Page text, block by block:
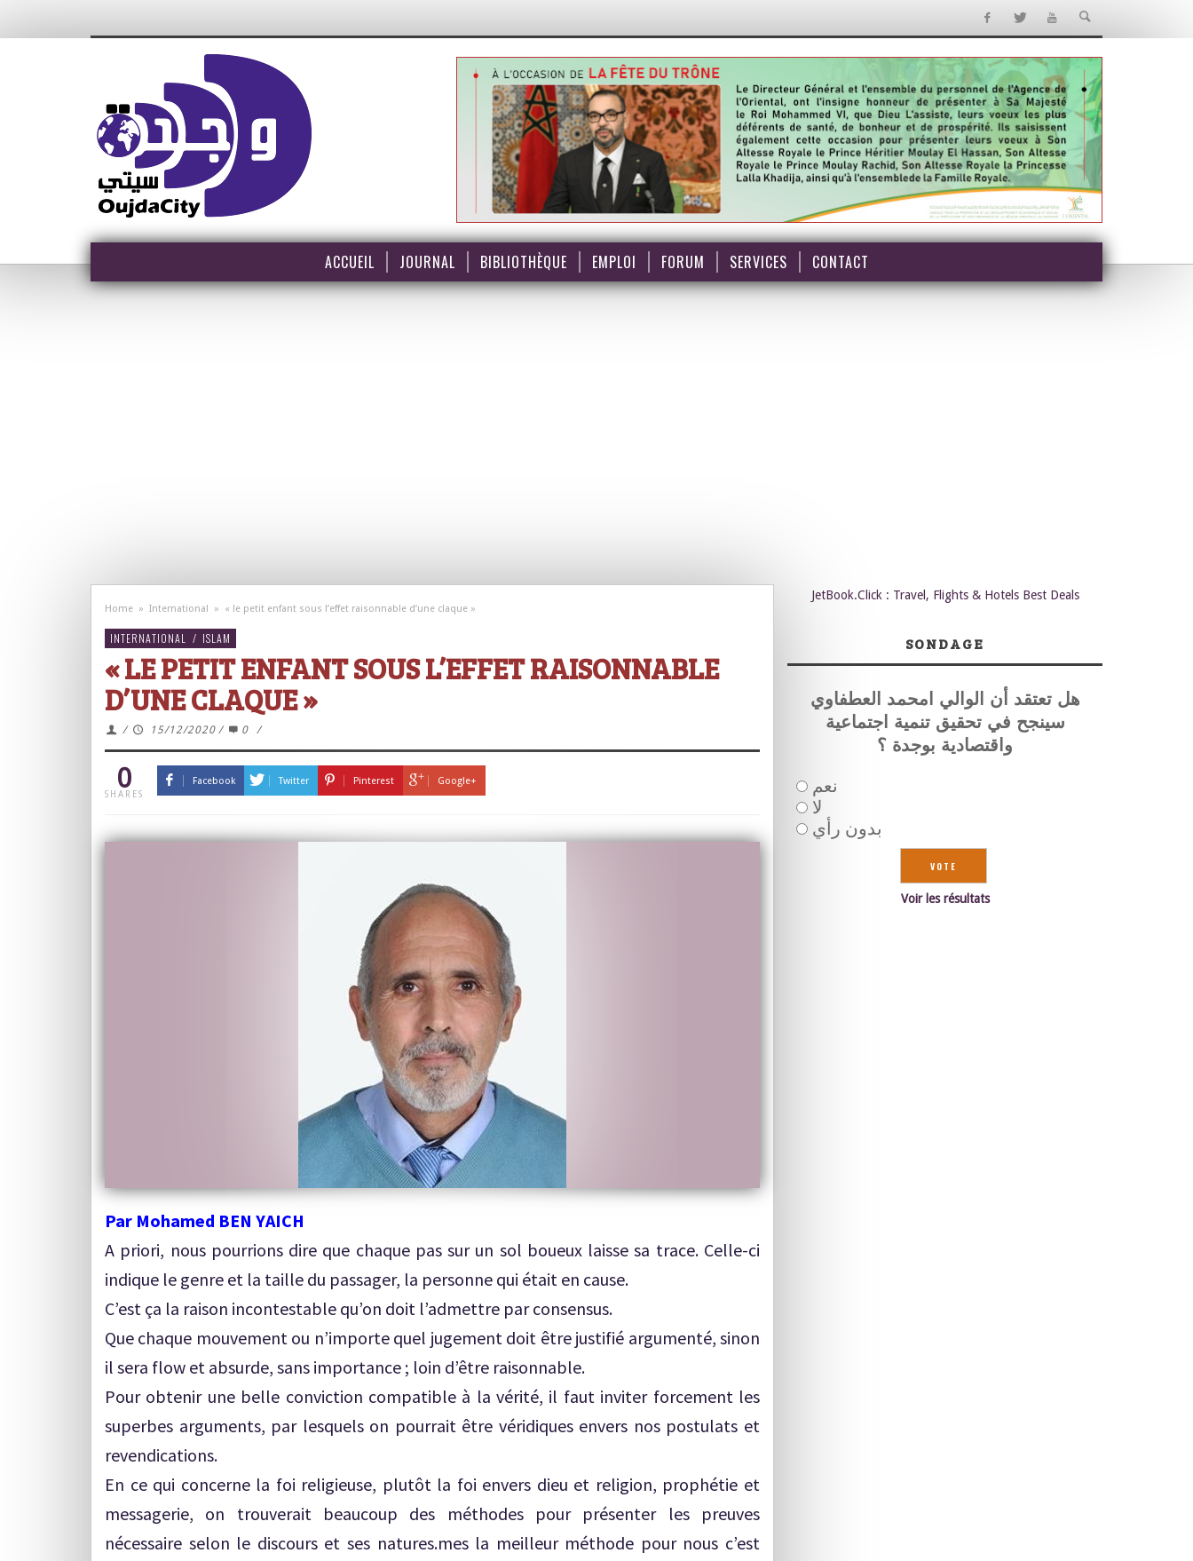
ACCUEIL JOURNAL BIBLIOTHÈQUE EMPLOI FORUM SERVICES CONTACT
Home » International » « le petit enfant sous l’effet raisonnable d’une claque »
INTERNATIONAL / ISLAM
« LE PETIT ENFANT SOUS L’EFFET RAISONNABLE
D’UNE CLAQUE »
/ 15/12/2020 / 0 /
0
SHARES
Facebook Twitter Pinterest Google+
Par Mohamed BEN YAICH
A priori, nous pourrions dire que chaque pas sur un sol boueux laisse sa trace. Celle-ci
indique le genre et la taille du passager, la personne qui était en cause.
C’est ça la raison incontestable qu’on doit l’admettre par consensus.
Que chaque mouvement ou n’importe quel jugement doit être justifié argumenté, sinon
il sera flow et absurde, sans importance ; loin d’être raisonnable.
Pour obtenir une belle conviction compatible à la vérité, il faut inviter forcement les
superbes arguments, par lesquels on pourrait être véridiques envers nos postulats et
revendications.
En ce qui concerne la foi religieuse, plutôt la foi envers dieu et religion, prophétie et
messagerie, on trouverait beaucoup des méthodes pour présenter les preuves
nécessaire selon le discours et ses natures.mes la meilleur méthode pour nous c’est
JetBook.Click : Travel, Flights & Hotels Best Deals
SONDAGE
هل تعتقد أن الوالي امحمد العطفاوي
سينجح في تحقيق تنمية اجتماعية
واقتصادية بوجدة ؟
نعم
لا
بدون رأي
Voir les résultats